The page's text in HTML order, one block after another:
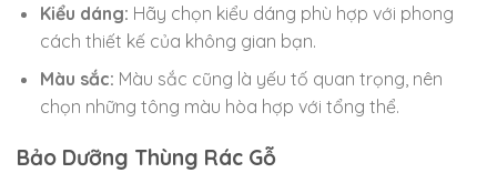
Kiểu dáng: Hãy chọn kiểu dáng phù hợp với phong
cách thiết kế của không gian bạn.
Màu sắc: Màu sắc cũng là yếu tố quan trọng, nên
chọn những tông màu hòa hợp với tổng thể.
Bảo Dưỡng Thùng Rác Gỗ